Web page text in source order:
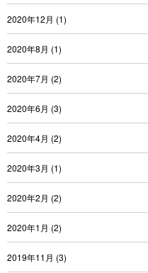
2020年12月 (1)
2020年8月 (1)
2020年7月 (2)
2020年6月 (3)
2020年4月 (2)
2020年3月 (1)
2020年2月 (2)
2020年1月 (2)
2019年11月 (3)